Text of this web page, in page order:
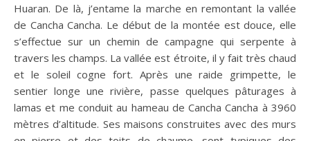
Huaran. De là, j’entame la marche en remontant la vallée
de Cancha Cancha. Le début de la montée est douce, elle
s’effectue sur un chemin de campagne qui serpente à
travers les champs. La vallée est étroite, il y fait très chaud
et le soleil cogne fort. Après une raide grimpette, le
sentier longe une rivière, passe quelques pâturages à
lamas et me conduit au hameau de Cancha Cancha à 3960
mètres d’altitude. Ses maisons construites avec des murs